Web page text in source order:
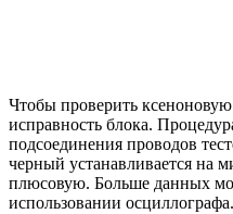
Чтобы проверить
исправность блока.
подсоединения проводов
черный устанавливается на
плюсовую. Больше данных
использовании осциллографа.